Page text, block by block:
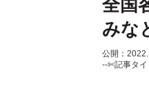
全国
みな
公開：
--✄記事タ